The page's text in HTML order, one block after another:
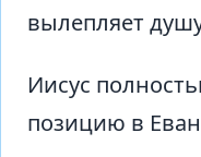
вылепляет
Иисус
позицию в